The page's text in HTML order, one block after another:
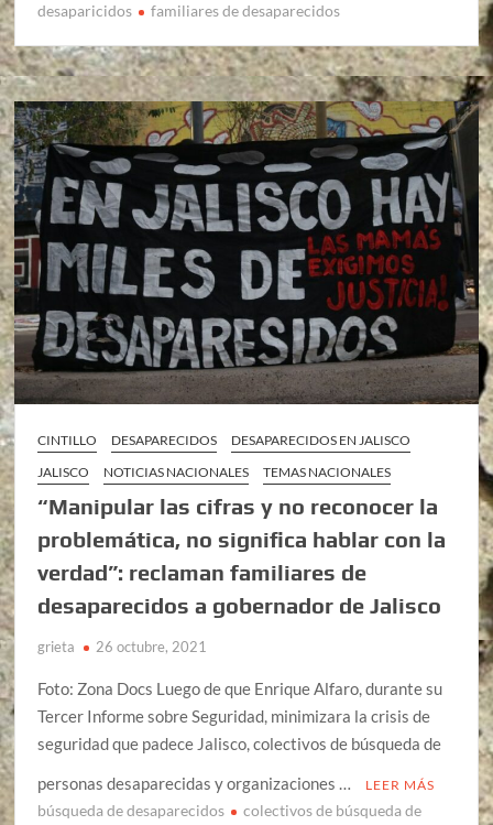
desaparicidos
familiares de desaparecidos
CINTILLO DESAPARECIDOS
DESAPARECIDOS EN JALISCO
JALISCO
NOTICIAS NACIONALES TEMAS NACIONALES
“Manipular las cifras y no reconocer la
problemática, no significa hablar con la
verdad”: reclaman familiares de
desaparecidos a gobernador de Jalisco
grieta 26 octubre, 2021
Foto: Zona Docs Luego de que Enrique Alfaro, durante su
Tercer Informe sobre Seguridad, minimizara la crisis de
seguridad que padece Jalisco, colectivos de búsqueda de
personas desaparecidas y organizaciones …
LEER MÁS
búsqueda de desaparecidos
colectivos de búsqueda de